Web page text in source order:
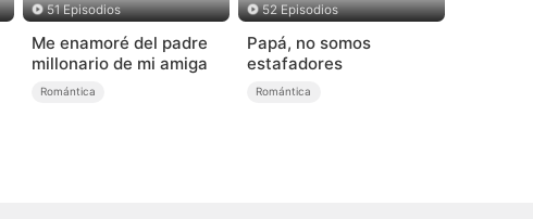
51 Episodios
Me enamoré del padre
millonario de mi amiga
Romántica
52 Episodios
Papá, no somos
estafadores
Romántica